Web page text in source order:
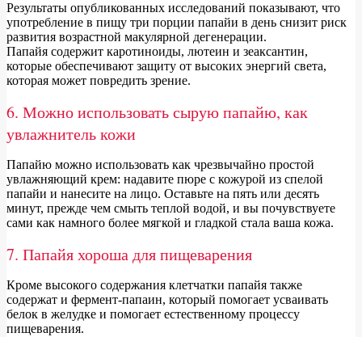
Результаты опубликованных исследований показывают, что
употребление в пищу три порции папайи в день снизит риск
развития возрастной макулярной дегенерации.
Папайя содержит каротиноиды, лютеин и зеаксантин,
которые обеспечивают защиту от высоких энергий света,
которая может повредить зрение.
6. Можно использовать сырую папайю, как
увлажнитель кожи
Папайю можно использовать как чрезвычайно простой
увлажняющий крем: надавите пюре с кожурой из спелой
папайи и нанесите на лицо. Оставьте на пять или десять
минут, прежде чем смыть теплой водой, и вы почувствуете
сами как намного более мягкой и гладкой стала ваша кожа.
7. Папайя хороша для пищеварения
Кроме высокого содержания клетчатки папайя также
содержат и фермент-папаин, который помогает усваивать
белок в желудке и помогает естественному процессу
пищеварения.